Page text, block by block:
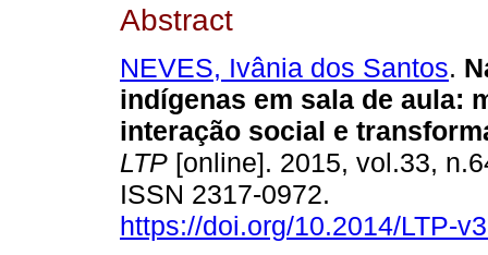
Abstract
NEVES, Ivânia dos Santos.
indígenas em sala de aula:
interação social e
LTP [online]. 2015, vol.33,
ISSN 2317-0972.
https://doi.org/10.2014/LTP-